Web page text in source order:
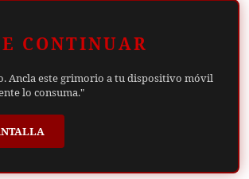
CONTINUAR
Ancla este grimorio a tu dispositivo móvil
lo consuma."